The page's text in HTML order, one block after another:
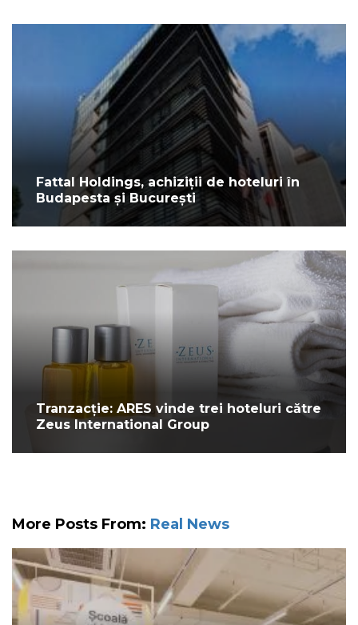
Fattal Holdings, achiziții de hoteluri în
Budapesta și București
Tranzacție: ARES vinde trei hoteluri către
Zeus International Group
More Posts From: Real News